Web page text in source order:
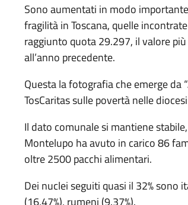
Sono aumentati in modo
fragilità in Toscana, quelle
raggiunto quota 29.297, il valore
all’anno precedente.
Questa la fotografia che emerge da
TosCaritas sulle povertà nelle
Il dato comunale si mantiene
Montelupo ha avuto in carico 86
oltre 2500 pacchi alimentari.
Dei nuclei seguiti quasi il 32% sono
(16,47%), rumeni (9.37%).